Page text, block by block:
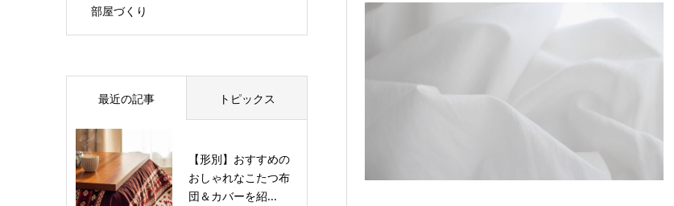
部屋づくり
最近の記事 トピックス
【形別】おすすめの
おしゃれなこたつ布
団＆カバーを紹...